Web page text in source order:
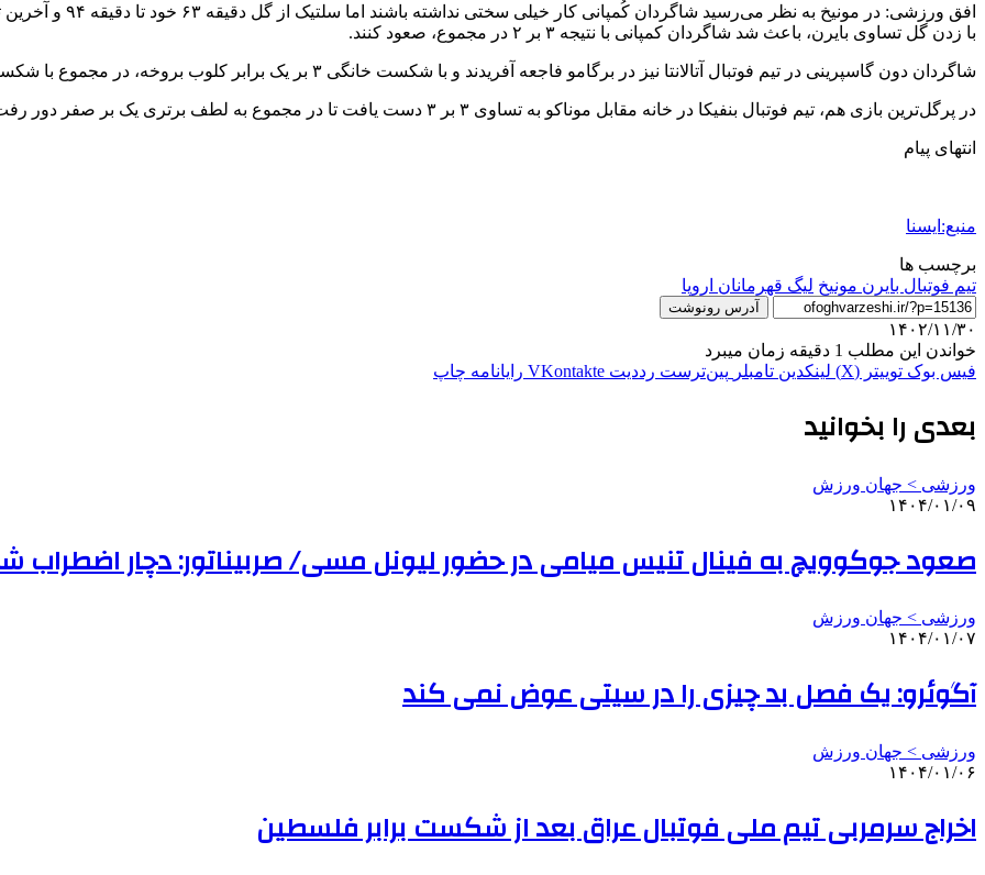
افق ورزشی: در مونیخ
با زدن گل تساوی بایرن، باعث شد شاگردان کمپانی با نتیجه ۳ بر ۲ در مجموع، صعود کنند.
شاگردان دون گاسپرینی در تیم فوتبال آتالانتا نیز در برگامو فاجعه آفریدند و با شکست خانگی ۳ بر یک برابر کلوب بروخه، در مجموع با شکست ۵ بر ۲ از دور رقابت‌ها کنار رفتند.
در پرگل‌ترین بازی هم، تیم فوتبال بنفیکا در خانه مقابل موناکو به تساوی ۳ بر ۳ دست یافت تا در مجموع به لطف برتری یک بر صفر دور رفت، راهی مرحله بعدی شود.
انتهای پیام
منبع:ایسنا
برچسب ها
تیم فوتبال بایرن مونیخ ليگ قهرمانان اروپا
آدرس رونوشت
۱۴۰۲/۱۱/۳۰
خواندن این مطلب 1 دقیقه زمان میبرد
فیس بوک توییتر (X) لینکدین ‫تامبلر ‫پین‌ترست ‫رددیت ‫VKontakte رایانامه چاپ
بعدی را بخوانید
ورزشی > جهان ورزش
۱۴۰۴/۰۱/۰۹
صعود جوکوویچ به فینال تنیس میامی در حضور لیونل مسی/ صربیناتور: دچار اضطراب
ورزشی > جهان ورزش
۱۴۰۴/۰۱/۰۷
آگوئرو: یک فصل بد چیزی را در سیتی عوض نمی کند
ورزشی > جهان ورزش
۱۴۰۴/۰۱/۰۶
اخراج سرمربی تیم ملی فوتبال عراق بعد از شکست برابر فلسطین